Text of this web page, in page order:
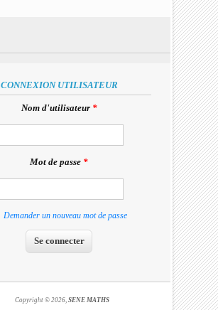
CONNEXION UTILISATEUR
Nom d'utilisateur *
Mot de passe *
Demander un nouveau mot de passe
Copyright © 2026,SENE MATHS